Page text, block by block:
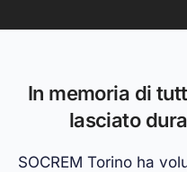
In memoria di
lasciato
SOCREM Torino ha